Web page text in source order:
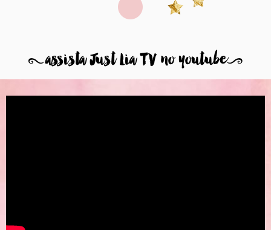
8assista Just Lia TV no youtube9